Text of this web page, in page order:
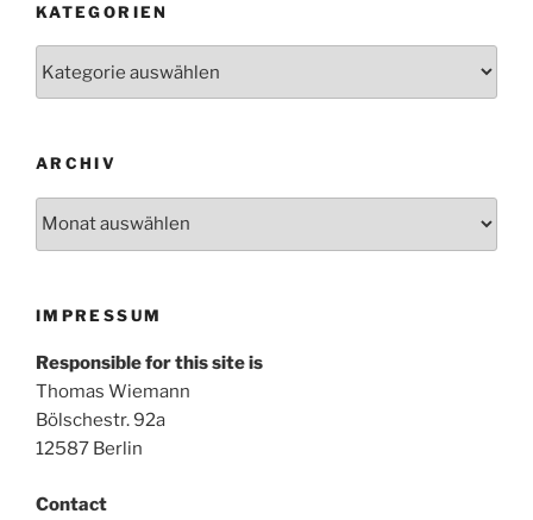
KATEGORIEN
ARCHIV
IMPRESSUM
Responsible for this site is
Thomas Wiemann
Bölschestr. 92a
12587 Berlin
Contact